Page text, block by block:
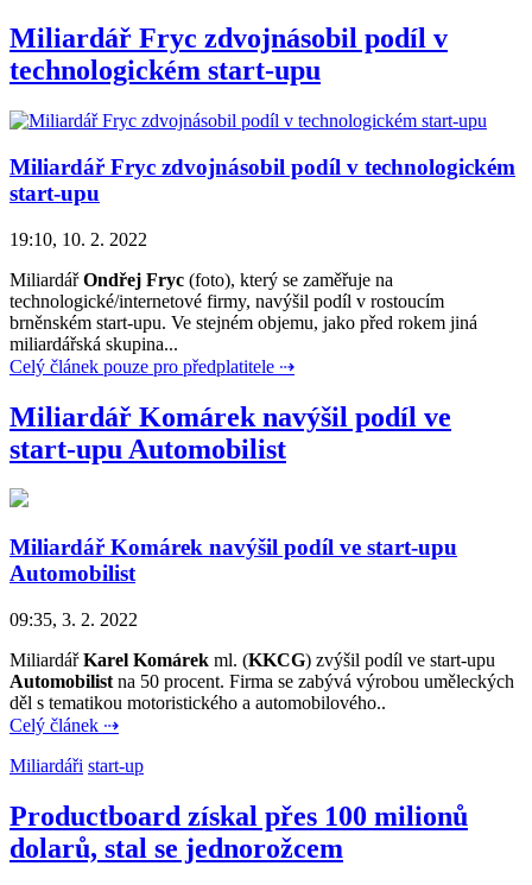
Miliardář Fryc zdvojnásobil podíl v
technologickém start-upu
Miliardář Fryc zdvojnásobil podíl v technologickém
start-upu
19:10, 10. 2. 2022
MiliardářOndřej Fryc (foto), který se zaměřuje na
technologické/internetové firmy, navýšil podíl v rostoucím
brněnském start-upu. Ve stejném objemu, jako před rokem jiná
miliardářská skupina...
Celý článek pouze pro předplatitele ⇢
Miliardář Komárek navýšil podíl ve
start-upu Automobilist
Miliardář Komárek navýšil podíl ve start-upu
Automobilist
09:35, 3. 2. 2022
MiliardářKarel Komárek ml. (KKCG) zvýšil podíl ve start-upu
Automobilist na 50 procent. Firma se zabývá výrobou uměleckých
děl s tematikou motoristického a automobilového..
Celý článek ⇢
Miliardáři start-up
Productboard získal přes 100 milionů
dolarů, stal se jednorožcem